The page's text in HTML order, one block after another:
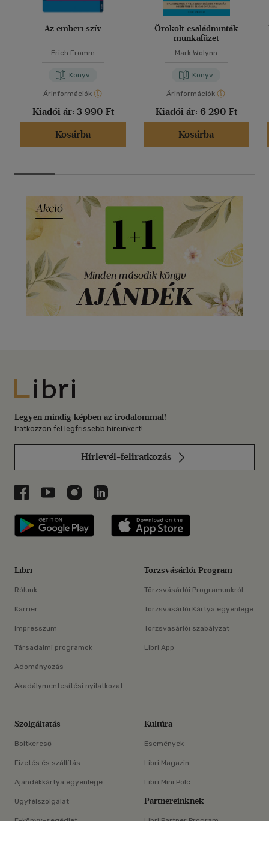
Az emberi szív
Erich Fromm
Könyv
Árinformációk
Kiadói ár: 3 990 Ft
Kosárba
Örökölt családminták
munkafüzet
Mark Wolynn
Könyv
Árinformációk
Kiadói ár: 6 290 Ft
Kosárba
×
Libri
Legyen mindig képben az irodalommal!
Iratkozzon fel legfrissebb híreinkért!
Hírlevél-feliratkozás
Libri a Facebookon
Libri a Youtube-on
Libri az Instagramon
Libri a LinkedInen
Libri applikáció Szerezd meg: Google
Libri
Rólunk
Karrier
Impresszum
Társadalmi programok
Adományozás
Akadálymentesítési nyilatkozat
Törzsvásárlói Program
Törzsvásárlói Programunkról
Törzsvásárlói Kártya egyenlege
Törzsvásárlói szabályzat
Libri App
Szolgáltatás
Boltkereső
Fizetés és szállítás
Ajándékkártya egyenlege
Ügyfélszolgálat
E-könyv-segédlet
Kultúra
Események
Libri Magazin
Libri Mini Polc
Partnereinknek
Libri Partner Program